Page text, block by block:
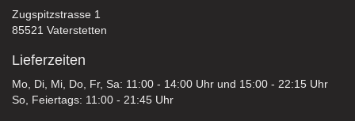
Zugspitzstrasse 1
85521 Vaterstetten
Lieferzeiten
Mo, Di, Mi, Do, Fr, Sa: 11:00 - 14:00 Uhr und 15:00 - 22:15 Uhr
So, Feiertags: 11:00 - 21:45 Uhr